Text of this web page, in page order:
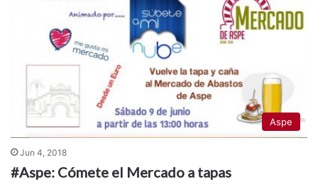
Aspe
Jun 4, 2018
#Aspe: Cómete el Mercado a tapas